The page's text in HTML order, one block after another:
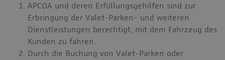
APCOA und deren Erfüllungsgehilfen sind zur
Erbringung der Valet-Parken- und weiteren
Dienstleistungen berechtigt, mit dem Fahrzeug des
Kunden zu fahren.
Durch die Buchung von Valet-Parken oder